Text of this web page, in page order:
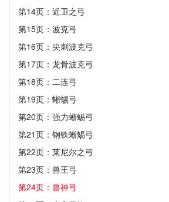
第14页：近卫之弓
第15页：波克弓
第16页：尖刺波克弓
第17页：龙骨波克弓
第18页：二连弓
第19页：蜥蜴弓
第20页：强力蜥蜴弓
第21页：钢铁蜥蜴弓
第22页：莱尼尔之弓
第23页：兽王弓
第24页：兽神弓